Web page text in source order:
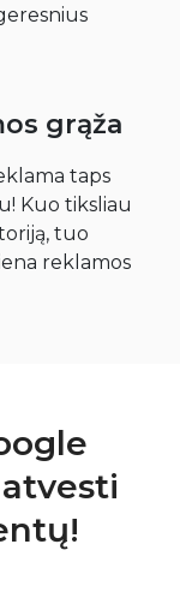
grąža
taps
Kuo tiksliau
tuo
reklamos